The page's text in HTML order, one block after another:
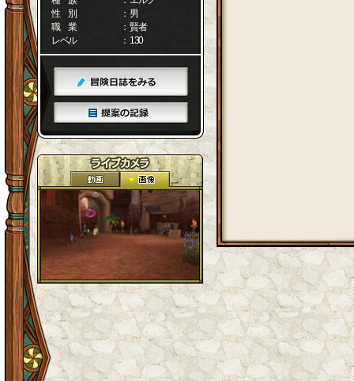
性 別
： 男
職 業
： 賢者
レベル
： 130